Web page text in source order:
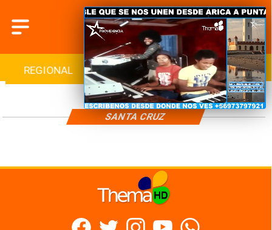
REGIONAL INTERNACIONAL DEPORTES
SANTA CRUZ